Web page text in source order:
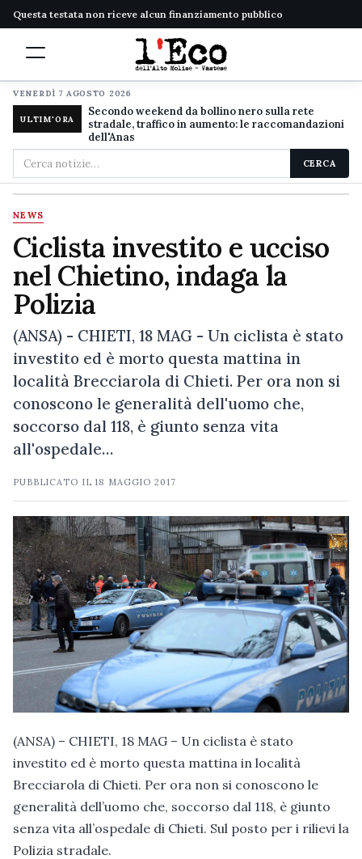
Questa testata non riceve alcun finanziamento pubblico
VENERDÌ 7 AGOSTO 2026
ULTIM'ORA
Secondo weekend da bollino nero sulla rete
stradale, traffico in aumento: le raccomandazioni
dell'Anas
Cerca
nel
sito
CERCA
NEWS
Ciclista investito e ucciso
nel Chietino, indaga la
Polizia
(ANSA) - CHIETI, 18 MAG - Un ciclista è stato
investito ed è morto questa mattina in
località Brecciarola di Chieti. Per ora non si
conoscono le generalità dell'uomo che,
soccorso dal 118, è giunto senza vita
all'ospedale…
PUBBLICATO IL18 MAGGIO 2017
(ANSA) – CHIETI, 18 MAG – Un ciclista è stato
investito ed è morto questa mattina in località
Brecciarola di Chieti. Per ora non si conoscono le
generalità dell’uomo che, soccorso dal 118, è giunto
senza vita all’ospedale di Chieti. Sul posto per i rilievi la
Polizia stradale.